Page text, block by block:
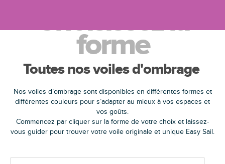
Choisissez la
forme
Toutes nos voiles d'ombrage
Nos voiles d’ombrage sont disponibles en différentes formes et
différentes couleurs pour s’adapter au mieux à vos espaces et
vos goûts.
Commencez par cliquer sur la forme de votre choix et laissez-
vous guider pour trouver votre voile originale et unique Easy Sail.